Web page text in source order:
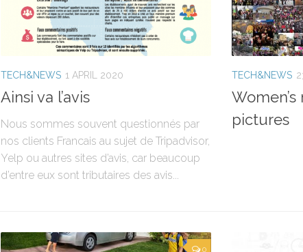
TECH&NEWS 1 APRIL 2020
Ainsi va l’avis
Nous sommes souvent questionnés par
nos clients Francais au sujet de Tripadvisor,
Yelp ou autres sites d’avis, car beaucoup
d’entre eux sont tributaires des avis...
TECH&NEWS
pictures
0